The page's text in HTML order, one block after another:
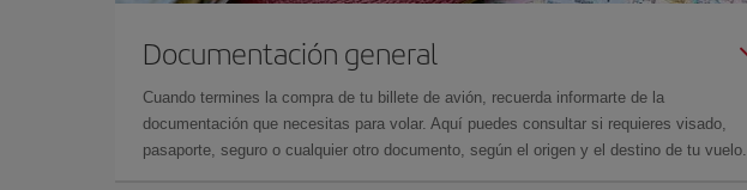
Documentación general
Cuando termines la compra de tu billete de avión, recuerda informarte de la
documentación que necesitas para volar. Aquí puedes consultar si requieres visado,
pasaporte, seguro o cualquier otro documento, según el origen y el destino de tu vuelo.